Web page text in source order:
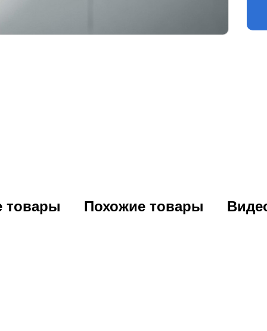
товары Похожие товары